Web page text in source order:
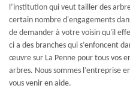
l’institution qui veut tailler des
certain nombre d'engagements
de demander à votre voisin qu'il
ci a des branches qui s’enfoncent
œuvre sur La Penne pour tous vos
arbres. Nous sommes l’entreprise
vous venir en aide.